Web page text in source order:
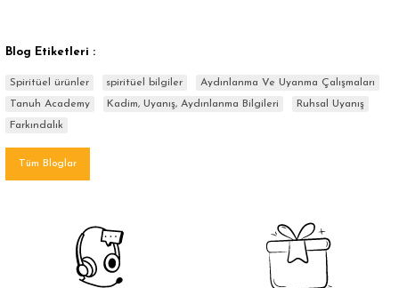
Blog Etiketleri :
Spiritüel ürünler spiritüel bilgiler
Aydınlanma Ve Uyanma Çalışmaları
Tanuh Academy
Kadim, Uyanış, Aydınlanma Bilgileri
Ruhsal Uyanış
Farkındalık
Tüm Bloglar